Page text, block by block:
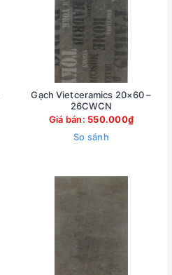
Gạch Vietceramics 20×60 –
26CWCN
Giá bán: 550.000₫
So sánh